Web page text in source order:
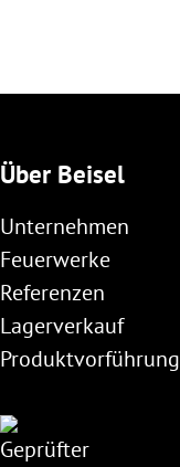
Über Beisel
Unternehmen
Feuerwerke
Referenzen
Lagerverkauf
Produktvorführung